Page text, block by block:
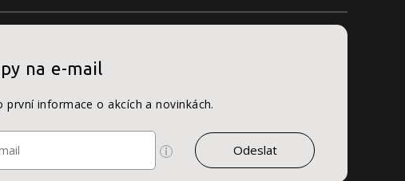
na e-mail
první informace o akcích a novinkách.